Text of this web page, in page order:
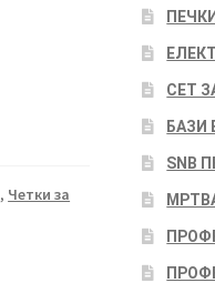
, Четки за
СЕТ
БАЗИ
SNB